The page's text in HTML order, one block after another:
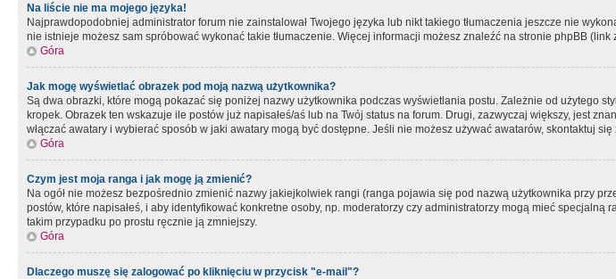
Na liście nie ma mojego języka!
Najprawdopodobniej administrator forum nie zainstalował Twojego języka lub nikt takiego tłumaczenia jeszcze nie
nie istnieje możesz sam spróbować wykonać takie tłumaczenie. Więcej informacji możesz znaleźć na stronie phpBB (link
Góra
Jak mogę wyświetlać obrazek pod moją nazwą użytkownika?
Są dwa obrazki, które mogą pokazać się poniżej nazwy użytkownika podczas wyświetlania postu. Zależnie od użytego
kropek. Obrazek ten wskazuje ile postów już napisałeś/aś lub na Twój status na forum. Drugi, zazwyczaj większy, jest
włączać awatary i wybierać sposób w jaki awatary mogą być dostępne. Jeśli nie możesz używać awatarów, skontaktuj
Góra
Czym jest moja ranga i jak mogę ją zmienić?
Na ogół nie możesz bezpośrednio zmienić nazwy jakiejkolwiek rangi (ranga pojawia się pod nazwą użytkownika przy
postów, które napisałeś, i aby identyfikować konkretne osoby, np. moderatorzy czy administratorzy mogą mieć
takim przypadku po prostu ręcznie ją zmniejszy.
Góra
Dlaczego muszę się zalogować po kliknięciu w przycisk "e-mail"?